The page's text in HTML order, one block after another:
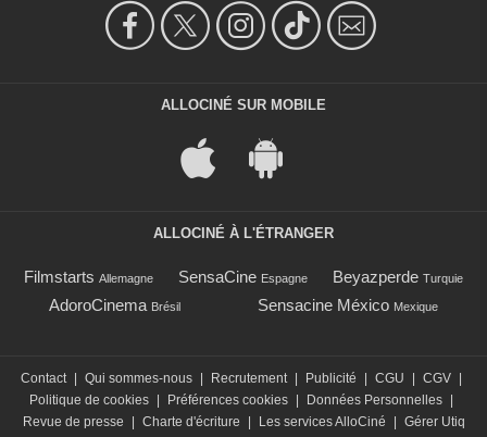
ALLOCINÉ SUR MOBILE
ALLOCINÉ À L'ÉTRANGER
Filmstarts Allemagne SensaCine Espagne Beyazperde Turquie
AdoroCinema Brésil Sensacine México Mexique
Contact | Qui sommes-nous | Recrutement | Publicité | CGU | CGV |
Politique de cookies | Préférences cookies | Données Personnelles |
Revue de presse
| Charte d'écriture | Les services AlloCiné | Gérer Utiq